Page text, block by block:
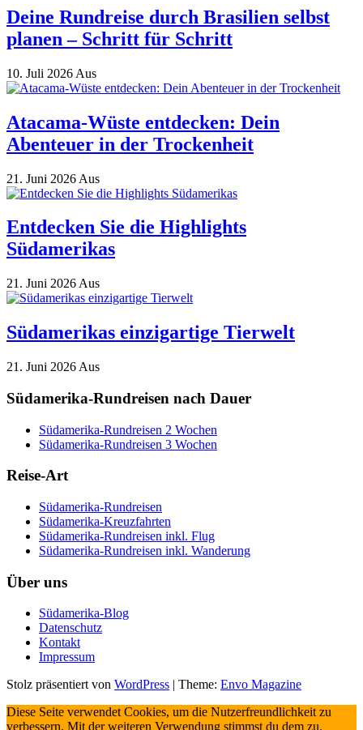
Deine Rundreise durch Brasilien selbst
planen – Schritt für Schritt
10. Juli 2026 Aus
Atacama-Wüste entdecken: Dein
Abenteuer in der Trockenheit
21. Juni 2026 Aus
Entdecken Sie die Highlights
Südamerikas
21. Juni 2026 Aus
Südamerikas einzigartige Tierwelt
21. Juni 2026 Aus
Südamerika-Rundreisen nach Dauer
Südamerika-Rundreisen 2 Wochen
Südamerika-Rundreisen 3 Wochen
Reise-Art
Südamerika-Rundreisen
Südamerika-Kreuzfahrten
Südamerika-Rundreisen inkl. Flug
Südamerika-Rundreisen inkl. Wanderung
Über uns
Südamerika-Blog
Datenschutz
Kontakt
Impressum
Stolz präsentiert von WordPress Theme: Envo Magazine
Diese Seite verwendet Cookies, um die Nutzerfreundlichkeit zu
verbessern. Mit der weiteren Verwendung stimmst du dem zu.